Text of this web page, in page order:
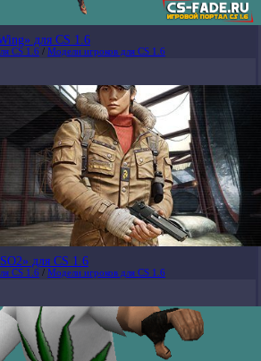
для CS 1.6
CS 1.6 / Модели игроков для CS 1.6
для CS 1.6
CS 1.6 / Модели игроков для CS 1.6